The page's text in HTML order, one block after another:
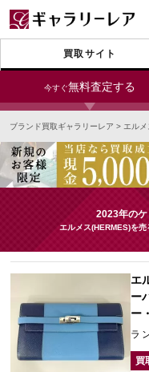
買取サイト
今すぐ無料査定する
24
銀座本店
小田急新宿店
心斎橋本店
なんば店 神
中野ブロードウェイ
ブランド買取ギャラリーレア > エルメ
2023年の
エルメス(HERMES)を売
エ
ー
ー
ラ
買